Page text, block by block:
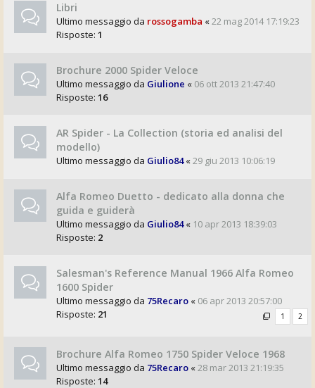
Libri
Ultimo messaggio da rossogamba «22 mag 2014 17:19:23
Risposte: 1
Brochure 2000 Spider Veloce
Ultimo messaggio da Giulione « 06 ott 2013 21:47:40
Risposte: 16
AR Spider - La Collection (storia ed analisi del
modello)
Ultimo messaggio da Giulio84«29 giu 2013 10:06:19
Alfa Romeo Duetto - dedicato alla donna che
guida e guiderà
Ultimo messaggio da Giulio84« 10 apr 2013 18:39:03
Risposte: 2
Salesman's Reference Manual 1966 Alfa Romeo
1600 Spider
Ultimo messaggio da 75Recaro « 06 apr 2013 20:57:00
Risposte: 21 1 2
Brochure Alfa Romeo 1750 Spider Veloce 1968
Ultimo messaggio da 75Recaro «28 mar 2013 21:19:35
Risposte: 14